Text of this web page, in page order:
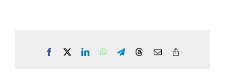
Facebook LinkedInWhatsApp
TelegramThreadsEmail